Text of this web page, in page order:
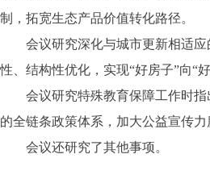
制，拓宽生态产品价值转化路径。
会议研究深化与城市更新相适应
性、结构性优化，实现“好房子”向“
会议研究特殊教育保障工作时指
的全链条政策体系，加大公益宣传
会议还研究了其他事项。